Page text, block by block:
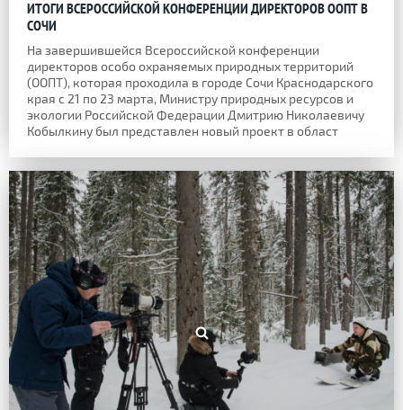
ИТОГИ ВСЕРОССИЙСКОЙ КОНФЕРЕНЦИИ ДИРЕКТОРОВ ООПТ В
СОЧИ
На завершившейся Всероссийской конференции
директоров особо охраняемых природных территорий
(ООПТ), которая проходила в городе Сочи Краснодарского
края с 21 по 23 марта, Министру природных ресурсов и
экологии Российской Федерации Дмитрию Николаевичу
Кобылкину был представлен новый проект в област